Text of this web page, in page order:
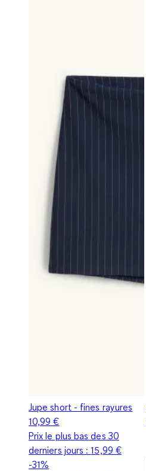
Jupe short - fines rayures
10,99 €
Prix le plus bas des 30
derniers jours :15,99 €
-31%